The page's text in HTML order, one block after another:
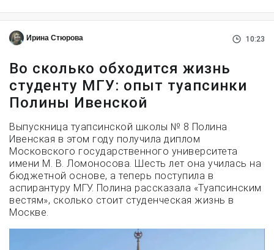
Ирина Стюрова 10:23
Во сколько обходится жизнь
студенту МГУ: опыт туапсинки
Полины Ивенской
Выпускница туапсинской школы № 8 Полина
Ивенская в этом году получила диплом
Московского государственного университета
имени М. В. Ломоносова. Шесть лет она училась на
бюджетной основе, а теперь поступила в
аспирантуру МГУ. Полина рассказала «Туапсинским
вестям», сколько стоит студенческая жизнь в
Москве.